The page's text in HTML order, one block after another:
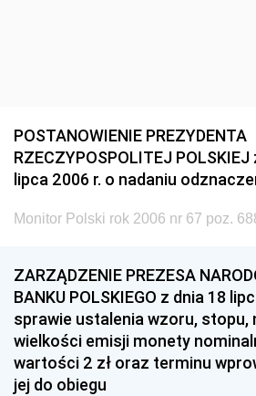
POSTANOWIENIE PREZYDENTA
RZECZYPOSPOLITEJ
lipca 2006 r. o nadaniu
Monitor Polski rok 2006 nr 67 poz.
ZARZĄDZENIE PREZESA
BANKU POLSKIEGO z dnia 18
sprawie ustalenia wzoru, stopu,
wielkości emisji monety
wartości 2 zł oraz terminu
jej do obiegu